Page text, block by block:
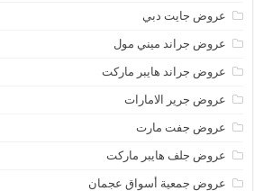
عروض جايت دبي
عروض جراند ميني مول
عروض جراند هايبر ماركت
عروض جرير الامارات
عروض جفت مارت
عروض جلف هايبر ماركت
عروض جمعية أسواق عجمان